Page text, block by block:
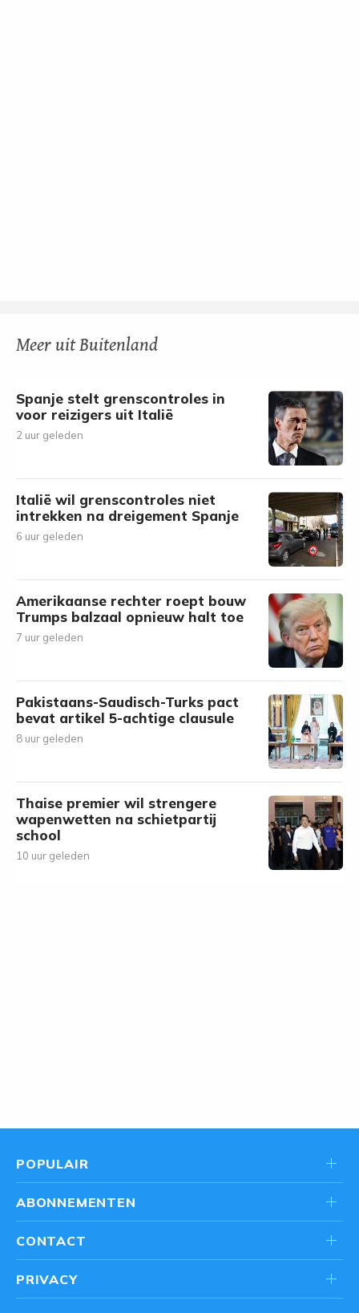
Meer uit Buitenland
Spanje stelt grenscontroles in
voor reizigers uit Italië
2 uur geleden
Italië wil grenscontroles niet
intrekken na dreigement Spanje
6 uur geleden
Amerikaanse rechter roept bouw
Trumps balzaal opnieuw halt toe
7 uur geleden
Pakistaans-Saudisch-Turks pact
bevat artikel 5-achtige clausule
8 uur geleden
Thaise premier wil strengere
wapenwetten na schietpartij
school
10 uur geleden
POPULAIR
ABONNEMENTEN
CONTACT
PRIVACY